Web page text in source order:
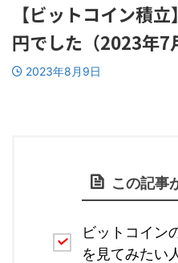
【ビットコイン積
円でした（2023年7
2023年8月9日
この記事
ビットコイン
を見てみたい